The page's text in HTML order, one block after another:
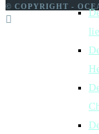
© COPYRIGHT -